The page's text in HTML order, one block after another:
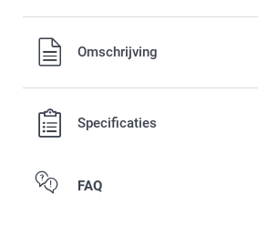
Alle prijzen zijn in EURO (€) inclusief
verzendkosten.Omschrijving
Specificaties
FAQ